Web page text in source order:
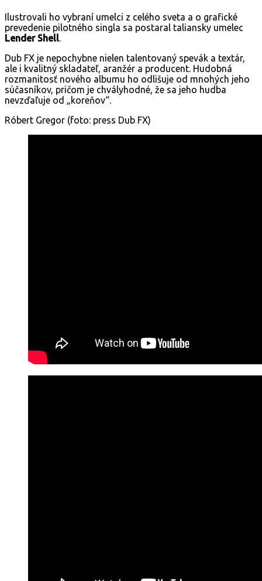
Ilustrovali ho vybraní umelci z celého sveta a o grafické
prevedenie pilotného singla sa postaral taliansky umelec
Lender Shell.
Dub FX je nepochybne nielen talentovaný spevák a textár,
ale i kvalitný skladateľ, aranžér a producent. Hudobná
rozmanitosť nového albumu ho odlišuje od mnohých jeho
súčasníkov, pričom je chvályhodné, že sa jeho hudba
nevzďaľuje od „koreňov“.
Róbert Gregor (foto: press Dub FX)